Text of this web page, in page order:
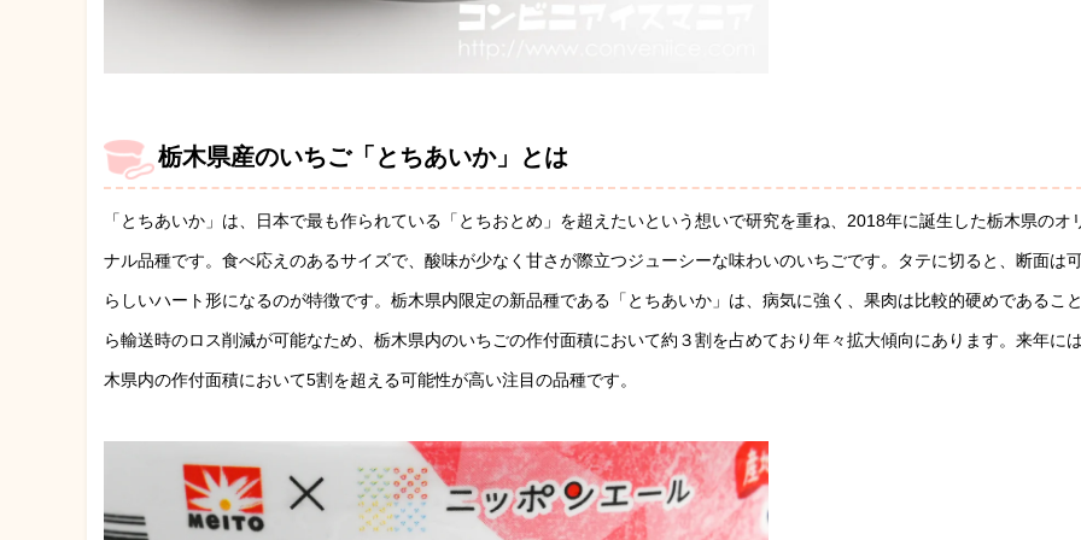
栃木県産のいちご「とちあいか」とは
「とちあいか」は、日本で最も作られている「とちおとめ」を超えたいという想いで研究を重ね、2018年に誕生した栃木県のオ
ナル品種です。食べ応えのあるサイズで、酸味が少なく甘さが際立つジューシーな味わいのいちごです。タテに切ると、断面は
らしいハート形になるのが特徴です。栃木県内限定の新品種である「とちあいか」は、病気に強く、果肉は比較的硬めであるこ
ら輸送時のロス削減が可能なため、栃木県内のいちごの作付面積において約３割を占めており年々拡大傾向にあります。来年に
木県内の作付面積において5割を超える可能性が高い注目の品種です。